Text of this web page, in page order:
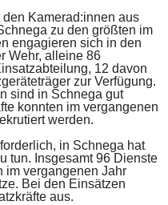
Kamerad:innen aus
zu den größten im
engagieren sich in den
Wehr, alleine 86
12 davon
zur Verfügung.
sind in Schnega gut
konnten im vergangenen
werden.
in Schnega hat
tun. Insgesamt 96 Dienste
im vergangenen Jahr
Bei den Einsätzen
aus.